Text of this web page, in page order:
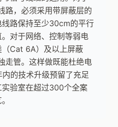
，必须采用带屏蔽层的
路保持至少30cm的平行
对于网络、控制等弱电
Cat 6A）及以上屏蔽
走管。这样做既能杜绝电
的技术升级预留了充足
验室在超过300个全案